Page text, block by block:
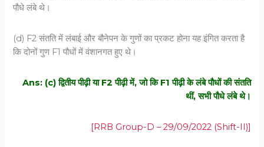
पौधे लंबे थे।
(d) F2 संतति में लंबाई और बौनेपन के गुणों का प्रकट होना यह इंगित करता है
कि दोनों गुण F1 पौधों में वंशानगत हुए थे।
Ans: (c) द्वितीय पीढ़ी या F2 पीढ़ी में, जो कि F1 पीढ़ी के लंबे पौधों की संतति
थीं, सभी पौधे लंबे थे।
[RRB Group-D – 29/09/2022 (Shift-II)]